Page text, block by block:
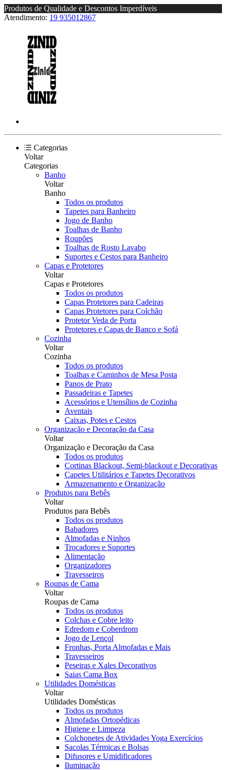
Produtos de Qualidade e Descontos Imperdíveis
Atendimento: 19 935012867
Categorias
Voltar
Categorias
Banho
Voltar
Banho
Todos os produtos
Tapetes para Banheiro
Jogo de Banho
Toalhas de Banho
Roupões
Toalhas de Rosto Lavabo
Suportes e Cestos para Banheiro
Capas e Protetores
Voltar
Capas e Protetores
Todos os produtos
Capas Protetores para Cadeiras
Capas Protetores para Colchão
Protetor Veda de Porta
Protetores e Capas de Banco e Sofá
Cozinha
Voltar
Cozinha
Todos os produtos
Toalhas e Caminhos de Mesa Posta
Panos de Prato
Passadeiras e Tapetes
Acessórios e Utensílios de Cozinha
Aventais
Caixas, Potes e Cestos
Organização e Decoração da Casa
Voltar
Organização e Decoração da Casa
Todos os produtos
Cortinas Blackout, Semi-blackout e Decorativas
Capetes Utilitários e Tapetes Decorativos
Armazenamento e Organização
Produtos para Bebês
Voltar
Produtos para Bebês
Todos os produtos
Babadores
Almofadas e Ninhos
Trocadores e Suportes
Alimentação
Organizadores
Travesseiros
Roupas de Cama
Voltar
Roupas de Cama
Todos os produtos
Colchas e Cobre leito
Edredom e Coberdrom
Jogo de Lençol
Fronhas, Porta Almofadas e Mais
Travesseiros
Peseiras e Xales Decorativos
Saias Cama Box
Utilidades Domésticas
Voltar
Utilidades Domésticas
Todos os produtos
Almofadas Ortopédicas
Higiene e Limpeza
Colchonetes de Atividades Yoga Exercícios
Sacolas Térmicas e Bolsas
Difusores e Umidificadores
Iluminação